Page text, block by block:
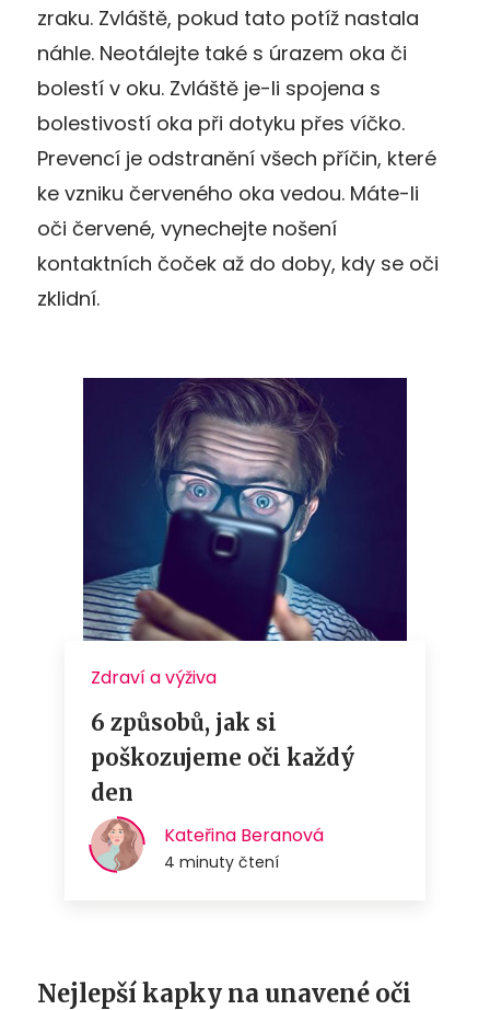
zraku. Zvláště, pokud tato potíž nastala
náhle. Neotálejte také s úrazem oka či
bolestí v oku. Zvláště je-li spojena s
bolestivostí oka při dotyku přes víčko.
Prevencí je odstranění všech příčin, které
ke vzniku červeného oka vedou. Máte-li
oči červené, vynechejte nošení
kontaktních čoček až do doby, kdy se oči
zklidní.
Nejlepší kapky na unavené oči